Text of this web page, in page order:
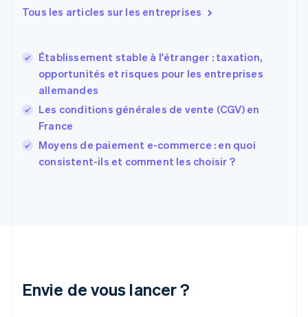
Tous les articles sur les entreprises
Établissement stable à l'étranger : taxation,
opportunités et risques pour les entreprises
allemandes
Les conditions générales de vente (CGV) en
France
Moyens de paiement e-commerce : en quoi
consistent-ils et comment les choisir ?
Envie de vous lancer ?
Estonie
EnglishEspañol简体中文
Finlande
EnglishSvenska
Français English
Gibraltar
English
Grèce
Japon